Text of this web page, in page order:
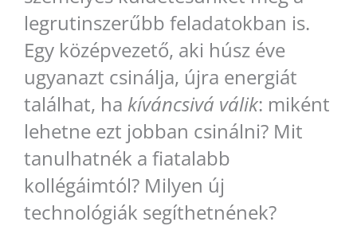
legrutinszerűbb feladatokban is.
Egy középvezető, aki húsz éve
ugyanazt csinálja, újra energiát
találhat, ha kíváncsivá válik: miként
lehetne ezt jobban csinálni? Mit
tanulhatnék a fiatalabb
kollégáimtól? Milyen új
technológiák segíthetnének?